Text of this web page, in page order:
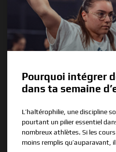
Pourquoi intégrer
dans ta semaine
L’haltérophilie, une discipline
pourtant un pilier essentiel
nombreux athlètes. Si les
moins remplis qu’auparavant,